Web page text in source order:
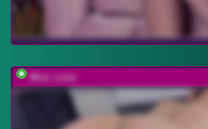
Miss_Love